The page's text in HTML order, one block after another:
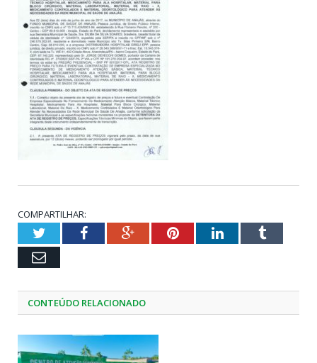
COMPARTILHAR:
TwitterFacebookGoogle+PinterestLinkedInTumblr
Email
CONTEÚDO RELACIONADO